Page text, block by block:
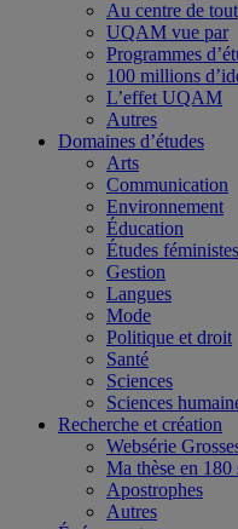
Au centre de tout
UQAM vue par
Programmes
100 millions
L’effet UQAM
Autres
Domaines d’études
Arts
Communication
Environnement
Éducation
Études féministes
Gestion
Langues
Mode
Politique et droit
Santé
Sciences
Sciences
Recherche et création
Websérie
Ma thèse en 180
Apostrophes
Autres